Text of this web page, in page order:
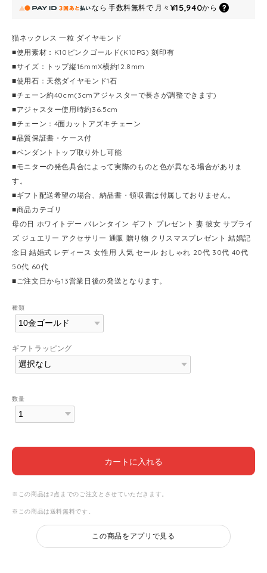
なら 手数料無料で 月々 ¥15,940から
猫ネックレス 一粒 ダイヤモンド
■使用素材：K10ピンクゴールド(K10PG) 刻印有
■サイズ：トップ縦16mmX横約12.8mm
■使用石：天然ダイヤモンド1石
■チェーン約40cm(3cmアジャスターで長さが調整できます)
■アジャスター使用時約36.5cm
■チェーン：4面カットアズキチェーン
■品質保証書・ケース付
■ペンダントトップ取り外し可能
■モニターの発色具合によって実際のものと色が異なる場合がありま
す。
■ギフト配送希望の場合、納品書・領収書は付属しておりません。
■商品カテゴリ
母の日 ホワイトデー バレンタイン ギフト プレゼント 妻 彼女 サプライ
ズ ジュエリー アクセサリー 通販 贈り物 クリスマスプレゼント 結婚記
念日 結婚式 レディース 女性用 人気 セール おしゃれ 20代 30代 40代
50代 60代
■ご注文日から13営業日後の発送となります。
種類
ギフトラッピング
数量
カートに入れる
※この商品は2点までのご注文とさせていただきます。
※この商品は 送料無料です。
この商品をアプリで見る